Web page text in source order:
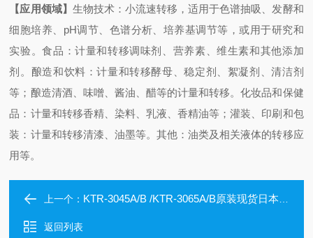
【应用领域】 生物技术：小流速转移，适用于色谱抽吸、发酵和
细胞培养、pH调节、色谱分析、培养基调节等，或用于研究和
实验。食品：计量和转移调味剂、营养素、维生素和其他添加
剂 。酿造和饮料：计量和转移酵母、稳定剂、絮凝剂、清洁剂
等；酿造清酒、味噌、酱油、醋等的计量和转移。化妆品和保健
品：计量和转移香精、染料、乳液、香精油等；灌装 、印刷和包
装：计量和转移清漆、油墨等。其他：油类及相关液体的转移应
用等。
上一个： KTR-3045A/B /KTR-3065A/B原装现货日本ALP高压蒸汽灭菌器
返回列表